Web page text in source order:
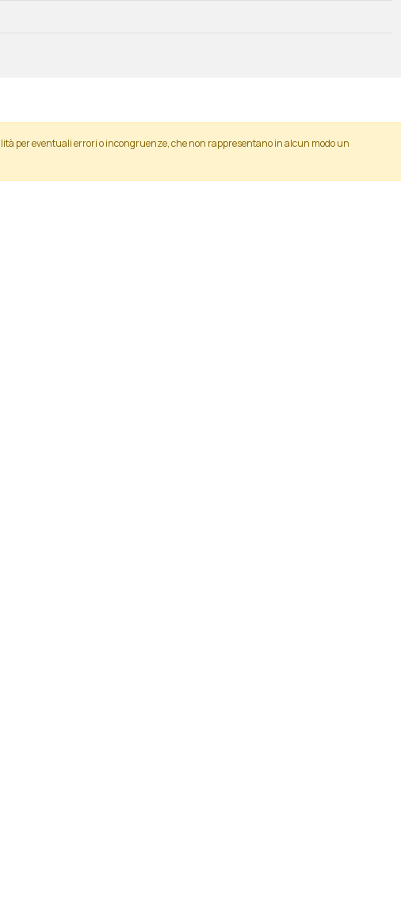
per eventuali errori o incongruenze, che non rappresentano in alcun modo un